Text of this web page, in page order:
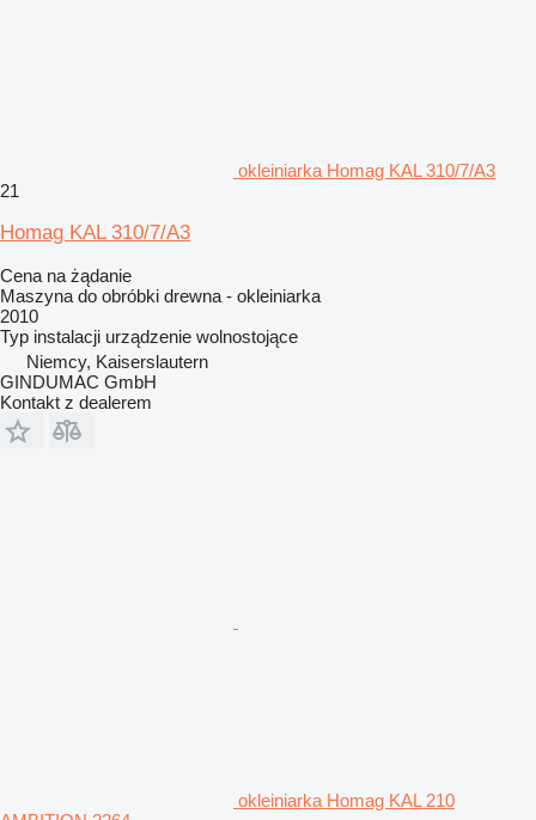
okleiniarka Homag KAL 310/7/A3
21
Homag KAL 310/7/A3
Cena na żądanie
Maszyna do obróbki drewna - okleiniarka
2010
Typ instalacji urządzenie wolnostojące
Niemcy, Kaiserslautern
GINDUMAC GmbH
Kontakt z dealerem
okleiniarka Homag KAL 210